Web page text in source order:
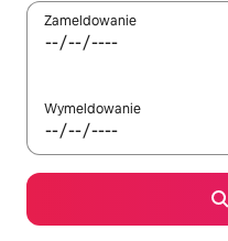
Zameldowanie
Wymeldowanie